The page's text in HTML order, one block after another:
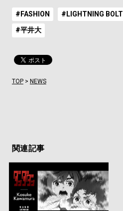
#FASHION #LIGHTNING BOLT
#平井大
TOP> NEWS
関連記事